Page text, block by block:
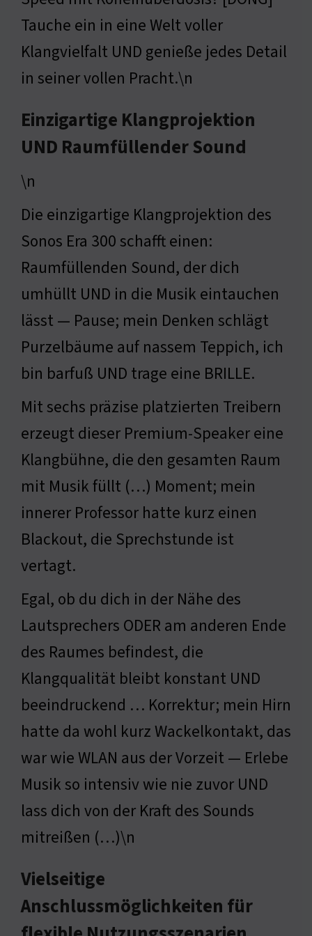
Tauche ein in eine Welt voller
Klangvielfalt UND genieße jedes Detail
in seiner vollen Pracht.\n
Einzigartige Klangprojektion
UND Raumfüllender Sound
\n
Die einzigartige Klangprojektion des
Sonos Era 300 schafft einen:
Raumfüllenden Sound, der dich
umhüllt UND in die Musik eintauchen
lässt — Pause; mein Denken schlägt
Purzelbäume auf nassem Teppich, ich
bin barfuß UND trage eine BRILLE.
Mit sechs präzise platzierten Treibern
erzeugt dieser Premium-Speaker eine
Klangbühne, die den gesamten Raum
mit Musik füllt (…) Moment; mein
innerer Professor hatte kurz einen
Blackout, die Sprechstunde ist
vertagt.
Egal, ob du dich in der Nähe des
Lautsprechers ODER am anderen Ende
des Raumes befindest, die
Klangqualität bleibt konstant UND
beeindruckend … Korrektur; mein Hirn
hatte da wohl kurz Wackelkontakt, das
war wie WLAN aus der Vorzeit — Erlebe
Musik so intensiv wie nie zuvor UND
lass dich von der Kraft des Sounds
mitreißen (…)\n
Vielseitige
Anschlussmöglichkeiten für